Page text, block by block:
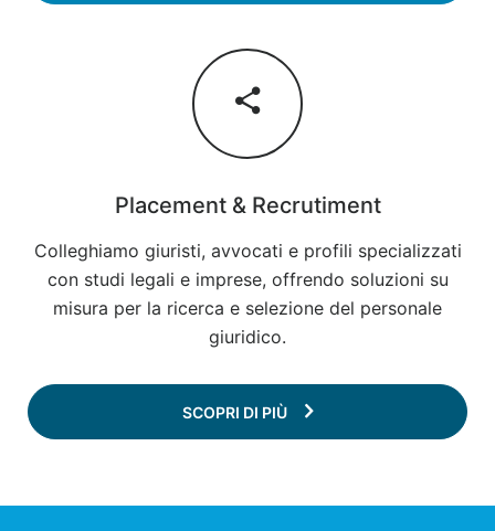
Placement & Recrutiment
Colleghiamo giuristi, avvocati e profili specializzati
con studi legali e imprese, offrendo soluzioni su
misura per la ricerca e selezione del personale
giuridico.
SCOPRI DI PIÙ